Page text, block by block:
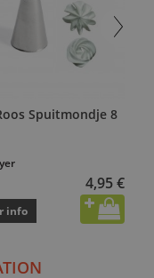
Spuitmondje 8
4,95 €
info